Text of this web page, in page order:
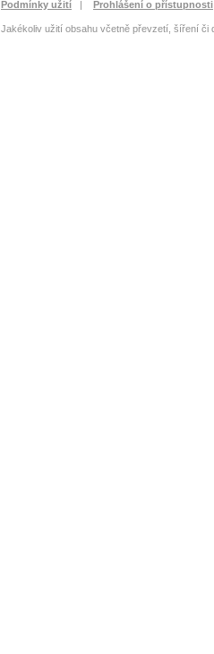
Podmínky užití | Prohlášení o přístupnosti
Jakékoliv užití obsahu včetně převzetí, šíření či